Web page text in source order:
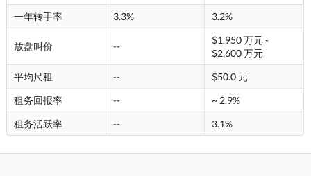
一年转手率
3.3% 3.2%
放盘叫价 --
$1,950 万元 -
$2,600 万元
平均尺租
--
$50.0 元
租务回报率
--
~ 2.9%
租务活跃率
-- 3.1%